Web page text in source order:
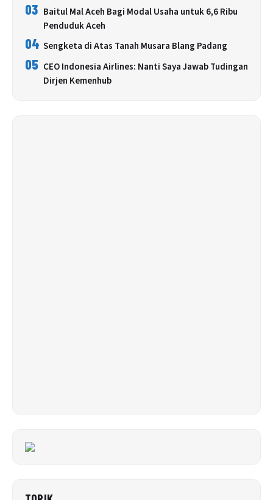
03 Baitul Mal Aceh Bagi Modal Usaha untuk 6,6 Ribu
Penduduk Aceh
04 Sengketa di Atas Tanah Musara Blang Padang
05 CEO Indonesia Airlines: Nanti Saya Jawab Tudingan
Dirjen Kemenhub